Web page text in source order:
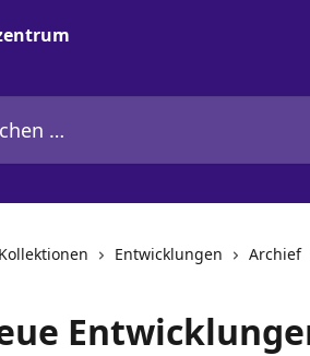
Entwicklungen Archief